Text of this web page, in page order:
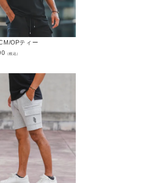
OPティー
（税込）